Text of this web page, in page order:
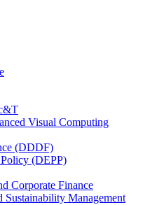
Visual Computing
(DDDF)
(DEPP)
Corporate Finance
Management